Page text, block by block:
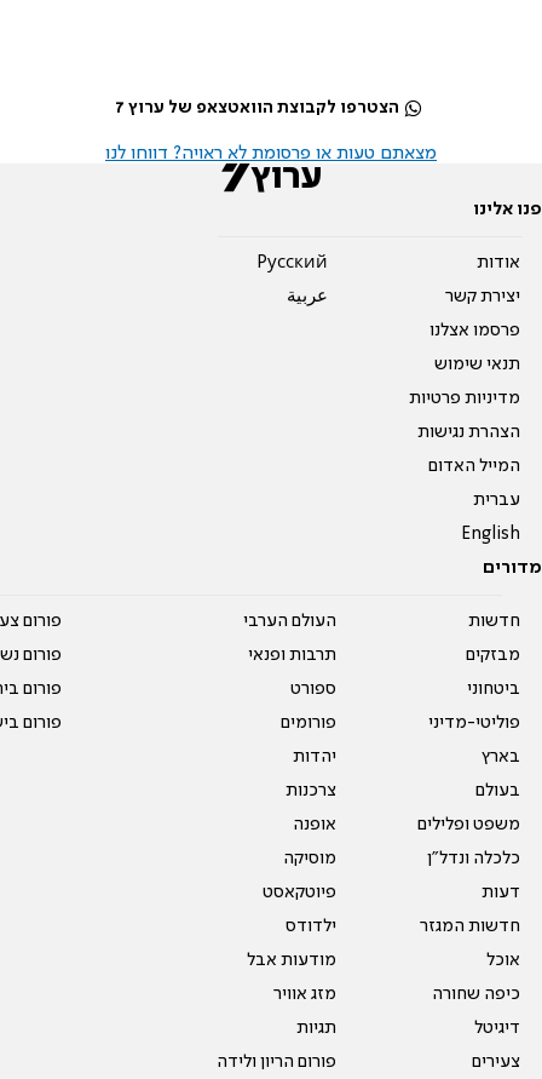
הצטרפו לקבוצת הוואטצאפ של ערוץ 7
מצאתם טעות או פרסומת לא ראויה? דווחו לנו
פנו אלינו
אודות
יצירת קשר
פרסמו אצלנו
תנאי שימוש
מדיניות פרטיות
הצהרת נגישות
המייל האדום
עברית
English
Pусский
عربية
מדורים
חדשות
מבזקים
ביטחוני
פוליטי-מדיני
בארץ
בעולם
משפט ופלילים
כלכלה ונדל"ן
דעות
חדשות המגזר
אוכל
כיפה שחורה
דיגיטל
צעירים
העולם הערבי
תרבות ופנאי
ספורט
פורומים
יהדות
צרכנות
אופנה
מוסיקה
פיוטקאסט
ילדודס
מודעות אבל
מזג אוויר
תגיות
פורום הריון ולידה
פורום
פורום
פורום
פורום